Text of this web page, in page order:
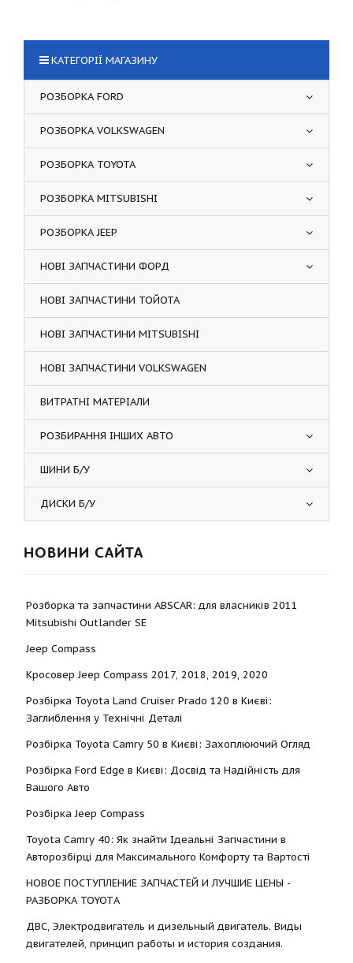
КАТЕГОРІЇ МАГАЗИНУ
РОЗБОРКА FORD
РОЗБОРКА VOLKSWAGEN
РОЗБОРКА TOYOTA
РОЗБОРКА MITSUBISHI
РОЗБОРКА JEEP
НОВІ ЗАПЧАСТИНИ ФОРД
НОВІ ЗАПЧАСТИНИ ТОЙОТА
НОВІ ЗАПЧАСТИНИ MITSUBISHI
НОВІ ЗАПЧАСТИНИ VOLKSWAGEN
ВИТРАТНІ МАТЕРІАЛИ
РОЗБИРАННЯ ІНШИХ АВТО
ШИНИ Б/У
ДИСКИ Б/У
НОВИНИ САЙТА
Розборка та запчастини ABSCAR: для власників 2011
Mitsubishi Outlander SE
Jeep Compass
Кросовер Jeep Compass 2017, 2018, 2019, 2020
Розбірка Toyota Land Cruiser Prado 120 в Києві:
Заглиблення у Технічні Деталі
Розбірка Toyota Camry 50 в Києві: Захоплюючий Огляд
Розбірка Ford Edge в Києві: Досвід та Надійність для
Вашого Авто
Розбірка Jeep Compass
Toyota Camry 40: Як знайти Ідеальні Запчастини в
Авторозбірці для Максимального Комфорту та Вартості
НОВОЕ ПОСТУПЛЕНИЕ ЗАПЧАСТЕЙ И ЛУЧШИЕ ЦЕНЫ -
РАЗБОРКА TOYOTА
ДВС, Электродвигатель и дизельный двигатель. Виды
двигателей, принцип работы и история создания.